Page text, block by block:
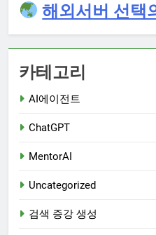
해외서버 선택
카테고리
AI에이전트
ChatGPT
MentorAI
Uncategorized
검색 증강 생성